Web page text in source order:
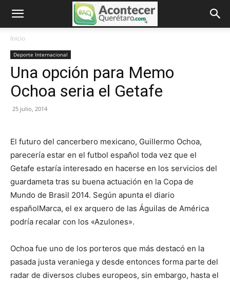
Inicio
Deporte Internacional
Una opción para Memo
Ochoa seria el Getafe
25 julio, 2014
El futuro del cancerbero mexicano, Guillermo Ochoa,
parecería estar en el futbol español toda vez que el
Getafe estaría interesado en hacerse en los servicios del
guardameta tras su buena actuación en la Copa de
Mundo de Brasil 2014. Según apunta el diario
españolMarca, el ex arquero de las Águilas de América
podría recalar con los «Azulones».
Ochoa fue uno de los porteros que más destacó en la
pasada justa veraniega y desde entonces forma parte del
radar de diversos clubes europeos, sin embargo, hasta el